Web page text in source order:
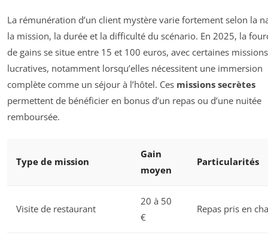
La rémunération d’un client mystère varie fortement selon la
la mission, la durée et la difficulté du scénario. En 2025, la
de gains se situe entre 15 et 100 euros, avec certaines
lucratives, notamment lorsqu’elles nécessitent une immersion
complète comme un séjour à l’hôtel. Ces missions secrètes
permettent de bénéficier en bonus d’un repas ou d’une nuitée
remboursée.
Type de mission
Gain
moyen
Particularités
Visite de restaurant
20 à 50
€
Repas pris en